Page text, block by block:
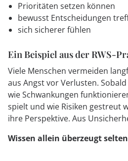
Prioritäten setzen können
bewusst Entscheidungen
sich sicherer fühlen
Ein Beispiel aus der RWS-
Viele Menschen vermeiden
aus Angst vor Verlusten.
wie Schwankungen
spielt und wie Risiken gestreut
ihre Perspektive. Aus
Wissen allein überzeugt